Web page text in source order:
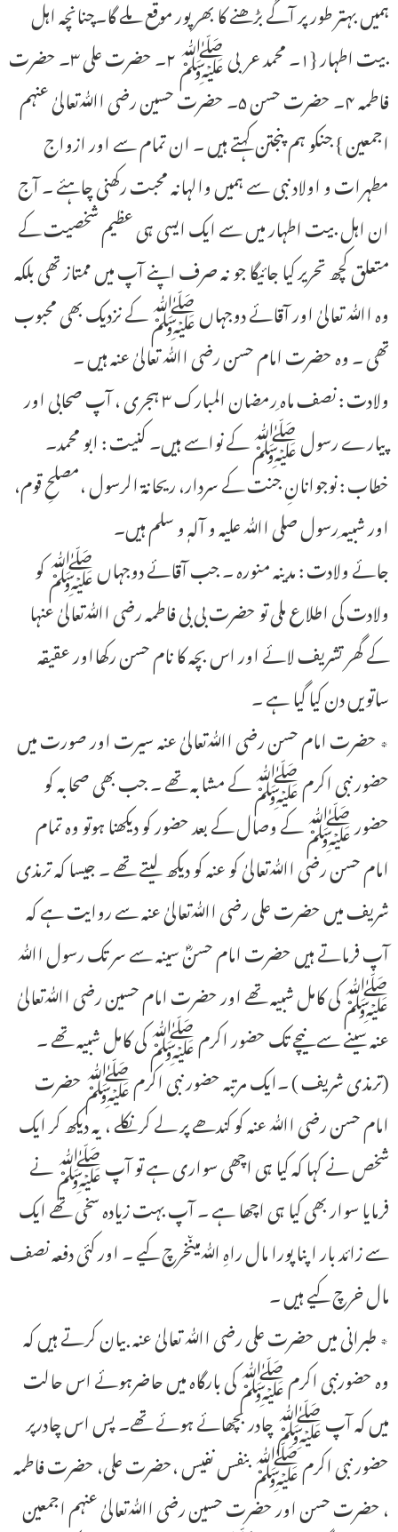
ہمیں بہتر طور پر آگے بڑھنے کا بھر پور موقع ملے گا۔چنانچہ اہل
بیت اطہار {۱۔ محمد عربی ﷺ ۲۔ حضرت علی ۳۔ حضرت
فاطمہ ۴۔ حضرت حسن ۵۔ حضرت حسین رضی اﷲتعالیٰ عنہم
اجمعین } جنکو ہم پنجتن کہتے ہیں ۔ ان تمام سے اور ازواج
مطہرات و اولاد نبی سے ہمیں والہانہ محبت رکھنی چاہئے ۔ آج
ان اہل بیت اطہار میں سے ایک ایسی ہی عظیم شخصیت کے
متعلق کچھ تحریر کیا جائیگا جو نہ صرف اپنے آپ میں ممتاز تھی بلکہ
وہ اﷲ تعالیٰ اور آقائے دوجہاں ﷺ کے نزدیک بھی محبوب
تھی ۔ وہ حضرت امام حسن رضی اﷲ تعالیٰ عنہ ہیں ۔
ولادت : نصف ماہ ِرمضان المبارک ۳ ہجری ، آپ صحابی اور
پیارے رسول ﷺ کے نواسے ہیں۔ کنیت : ابو محمد۔
خطاب : نوجوانانِ جنت کے سردار، ریحانۃ الرسول ،مصلحِ قوم،
اور شبیہ ِرسول صلی اﷲ علیہ و آلہٖ و سلم ہیں۔
جائے ولادت : مدینہ منورہ ۔ جب آقائے دوجہاں ﷺ کو
ولادت کی اطلاع ملی تو حضرت بی بی فاطمہ رضی اﷲتعالیٰ عنہا
کے گھر تشریف لائے اور اس بچہ کا نام حسن رکھااور عقیقہ
ساتویں دن کیا گیا ہے ۔
٭ حضـرت امام حسن رضی اﷲتعالیٰ عنہ سیرت اور صورت میں
حضور نبی اکرم ﷺ کے مشابہ تھے ۔ جب بھی صحابہ کو
حضور ﷺ کے وصال کے بعد حضور کو دیکھنا ہوتو وہ تمام
امام حسن رضی اﷲتعالیٰ کو عنہ کو دیکھ لیتے تھے ۔ جیسا کہ ترمذی
شریف میں حضرت علی رضی اﷲتعالیٰ عنہ سے روایت ہے کہ
آپ فرماتے ہیں حضرت امام حسنؓ سینہ سے سر تک رسول اﷲ
ﷺ کی کامل شبیہ تھے اور حضرت امام حسین رضی اﷲتعالیٰ
عنہ سینے سے نیچے تک حضور اکرم ﷺ کی کامل شبیہ تھے ۔
(ترمذی شریف ) ۔ایک مرتبہ حضور نبی اکرم ﷺ حضرت
امام حسن رضی اﷲ عنہ کو کندھے پر لے کر نکلے ، یہ دیکھ کر ایک
شخص نے کہا کہ کیا ہی اچھی سواری ہے تو آپ ﷺ نے
فرمایا سوار بھی کیا ہی اچھا ہے ۔ آپ بہت زیادہ سخی تھے ایک
سے زائد بار اپنا پورا مال راہِ ﷲمیںخرچ کیے ۔ اور کئی دفعہ نصف
مال خرچ کیے ہیں ۔
٭ طبرانی میں حضرت علی رضی اﷲ تعالیٰ عنہ بیان کرتے ہیں کہ
وہ حضورنبی اکرم ﷺ کی بارگاہ میں حاضرہوئے اس حالت
میں کہ آپ ﷺ چادر بچھائے ہوئے تھے۔ پس اس چادرپر
حضور نبی اکرم ﷺ بنفس نفیس ،حضرت علی، حـضرت فاطمہ
، حضرت حسن اور حضرت حسین رضی اﷲتعالیٰ عنہم اجمعین